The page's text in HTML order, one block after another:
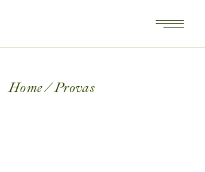
Home Provas